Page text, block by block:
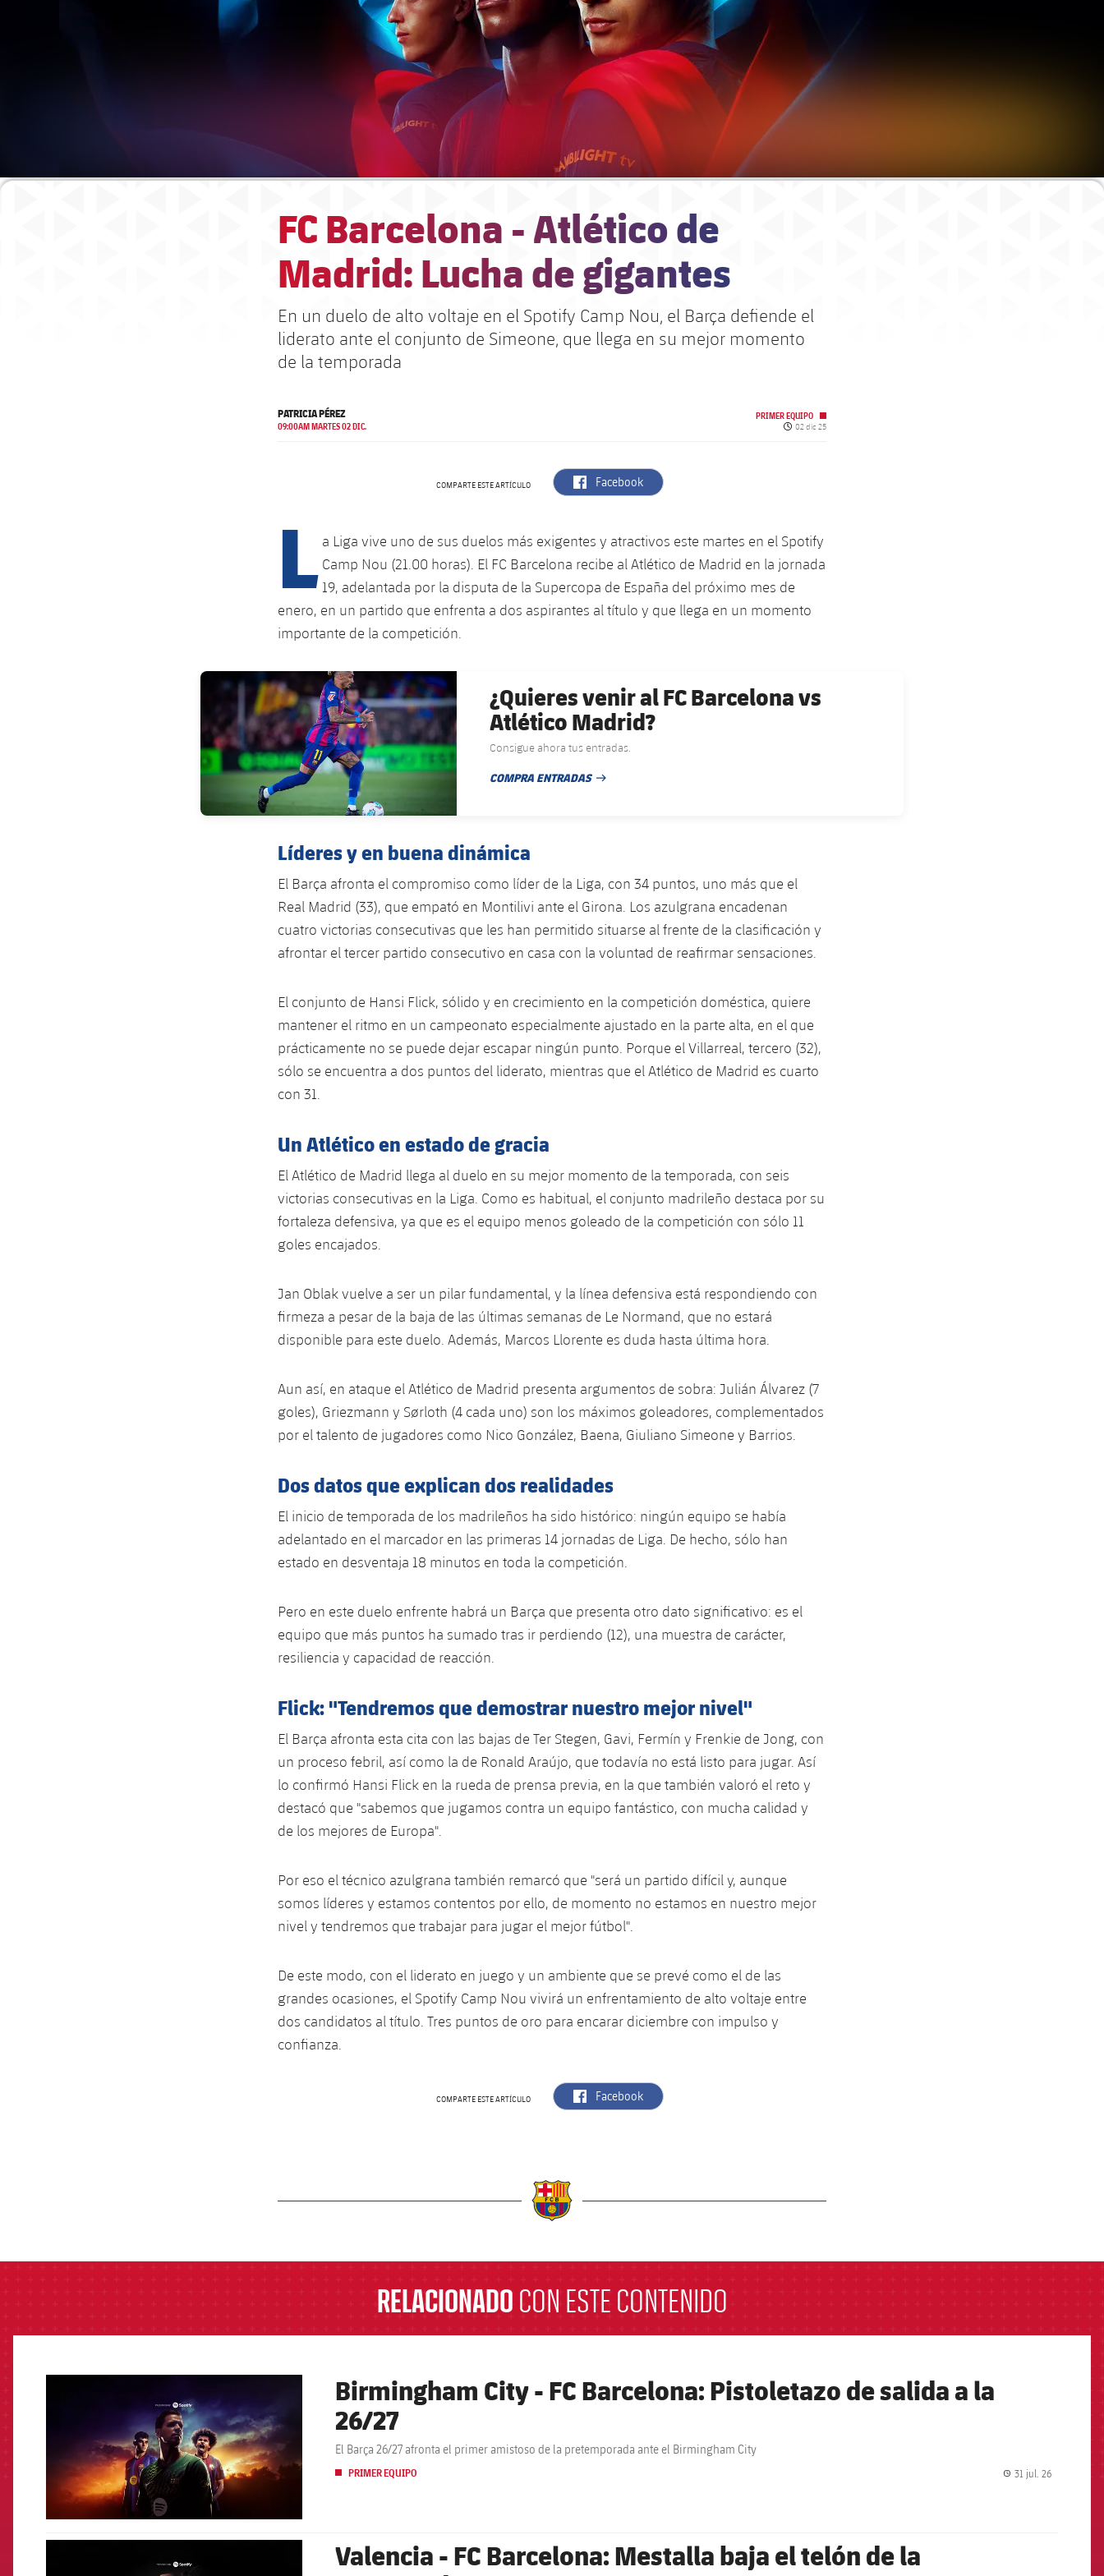
FC Barcelona - Atlético de
Madrid: Lucha de gigantes
En un duelo de alto voltaje en el Spotify Camp Nou, el Barça defiende el
liderato ante el conjunto de Simeone, que llega en su mejor momento
de la temporada
PATRICIA PÉREZ
09:00AM MARTES 02 DIC.
PRIMER EQUIPO
Fecha de publicación
02 dic 25
COMPARTE ESTE ARTÍCULO label.aria.facebook
Facebook
L a Liga vive uno de sus duelos más exigentes y atractivos este martes en el Spotify
Camp Nou (21.00 horas). El FC Barcelona recibe al Atlético de Madrid en la jornada
19, adelantada por la disputa de la Supercopa de España del próximo mes de
enero, en un partido que enfrenta a dos aspirantes al título y que llega en un momento
importante de la competición.
FC Barcelona club badge
¿Quieres venir al FC Barcelona vs
Atlético Madrid?
Consigue ahora tus entradas.
COMPRA ENTRADAS
FECHA DE PUBLICACIÓN
Líderes y en buena dinámica
El Barça afronta el compromiso como líder de la Liga, con 34 puntos, uno más que el
Real Madrid (33), que empató en Montilivi ante el Girona. Los azulgrana encadenan
cuatro victorias consecutivas que les han permitido situarse al frente de la clasificación y
afrontar el tercer partido consecutivo en casa con la voluntad de reafirmar sensaciones.
El conjunto de Hansi Flick, sólido y en crecimiento en la competición doméstica, quiere
mantener el ritmo en un campeonato especialmente ajustado en la parte alta, en el que
prácticamente no se puede dejar escapar ningún punto. Porque el Villarreal, tercero (32),
sólo se encuentra a dos puntos del liderato, mientras que el Atlético de Madrid es cuarto
con 31.
Un Atlético en estado de gracia
El Atlético de Madrid llega al duelo en su mejor momento de la temporada, con seis
victorias consecutivas en la Liga. Como es habitual, el conjunto madrileño destaca por su
fortaleza defensiva, ya que es el equipo menos goleado de la competición con sólo 11
goles encajados.
Jan Oblak vuelve a ser un pilar fundamental, y la línea defensiva está respondiendo con
firmeza a pesar de la baja de las últimas semanas de Le Normand, que no estará
disponible para este duelo. Además, Marcos Llorente es duda hasta última hora.
Aun así, en ataque el Atlético de Madrid presenta argumentos de sobra: Julián Álvarez (7
goles), Griezmann y Sørloth (4 cada uno) son los máximos goleadores, complementados
por el talento de jugadores como Nico González, Baena, Giuliano Simeone y Barrios.
Dos datos que explican dos realidades
El inicio de temporada de los madrileños ha sido histórico: ningún equipo se había
adelantado en el marcador en las primeras 14 jornadas de Liga. De hecho, sólo han
estado en desventaja 18 minutos en toda la competición.
Pero en este duelo enfrente habrá un Barça que presenta otro dato significativo: es el
equipo que más puntos ha sumado tras ir perdiendo (12), una muestra de carácter,
resiliencia y capacidad de reacción.
Flick: "Tendremos que demostrar nuestro mejor nivel"
El Barça afronta esta cita con las bajas de Ter Stegen, Gavi, Fermín y Frenkie de Jong, con
un proceso febril, así como la de Ronald Araújo, que todavía no está listo para jugar. Así
lo confirmó Hansi Flick en la rueda de prensa previa, en la que también valoró el reto y
destacó que "sabemos que jugamos contra un equipo fantástico, con mucha calidad y
de los mejores de Europa".
Por eso el técnico azulgrana también remarcó que "será un partido difícil y, aunque
somos líderes y estamos contentos por ello, de momento no estamos en nuestro mejor
nivel y tendremos que trabajar para jugar el mejor fútbol".
De este modo, con el liderato en juego y un ambiente que se prevé como el de las
grandes ocasiones, el Spotify Camp Nou vivirá un enfrentamiento de alto voltaje entre
dos candidatos al título. Tres puntos de oro para encarar diciembre con impulso y
confianza.
COMPARTE ESTE ARTÍCULO label.aria.facebook
Facebook
RELACIONADO CON ESTE CONTENIDO
Birmingham City - FC Barcelona: Pistoletazo de salida a la
26/27
El Barça 26/27 afronta el primer amistoso de la pretemporada ante el Birmingham City
PRIMER EQUIPO 31 jul. 26
Valencia - FC Barcelona: Mestalla baja el telón de la